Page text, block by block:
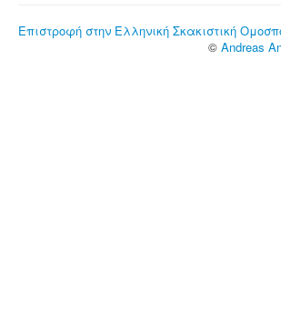
Επιστροφή στην Ελληνική Σκακιστική
© Andreas